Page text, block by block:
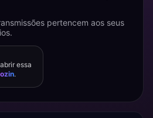
pertencem aos seus
essa
.